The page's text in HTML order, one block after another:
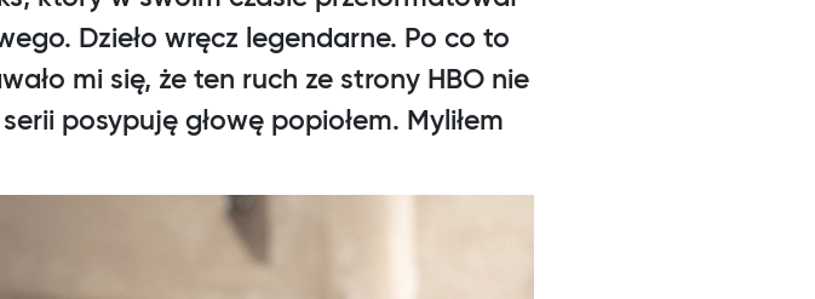
Dzieło wręcz legendarne. Po co to
mi się, że ten ruch ze strony HBO nie
posypuję głowę popiołem. Myliłem